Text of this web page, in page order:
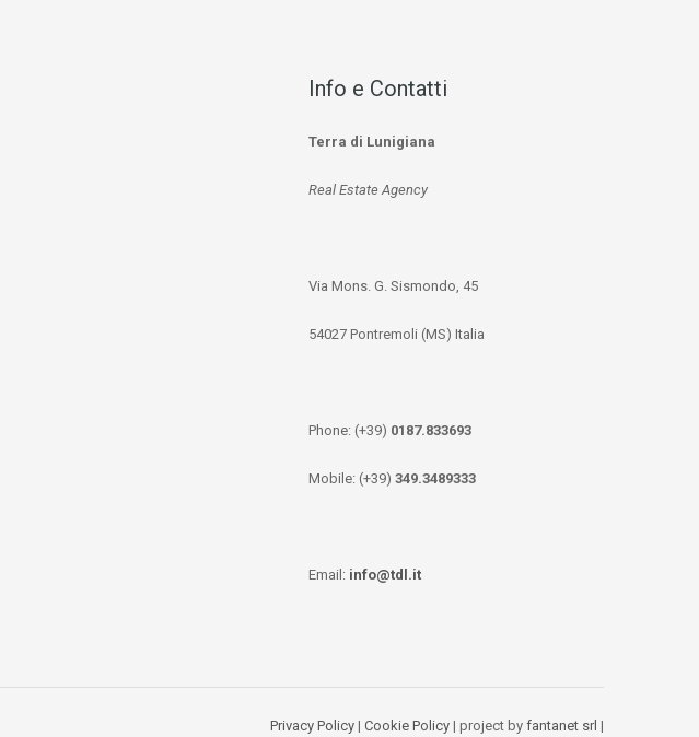
Info e Contatti
Terra di Lunigiana
Real Estate Agency
Via Mons. G. Sismondo, 45
54027 Pontremoli (MS) Italia
Phone: (+39) 0187.833693
Mobile: (+39) 349.3489333
Email: info@tdl.it
Privacy Policy | Cookie Policy | project by fantanet srl |